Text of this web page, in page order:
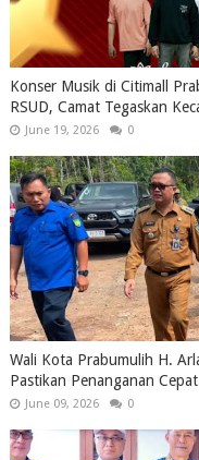
Konser Musik di Citimall
RSUD, Camat Tegaskan
June 19, 2026 0
Wali Kota Prabumulih H.
Pastikan Penanganan
June 09, 2026 0